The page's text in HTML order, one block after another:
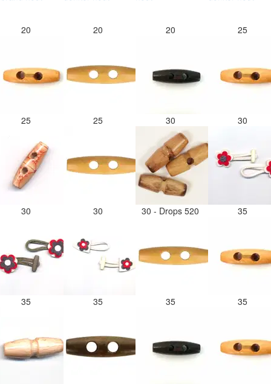
20 20 20 25
25 25 30 30
30 30 30 - Drops 520 35
35 35 35 35